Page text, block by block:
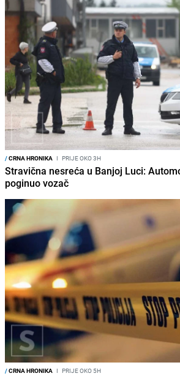
/CRNA HRONIKA I PRIJE OKO 3H
Stravična nesreća u Banjoj Luci:
poginuo vozač
/CRNA HRONIKA I PRIJE OKO 5H